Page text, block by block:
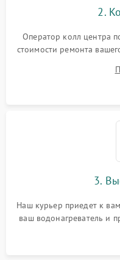
2.
Оператор колл центра
стоимости ремонта
3.
Наш курьер приедет к
ваш водонагреватель и